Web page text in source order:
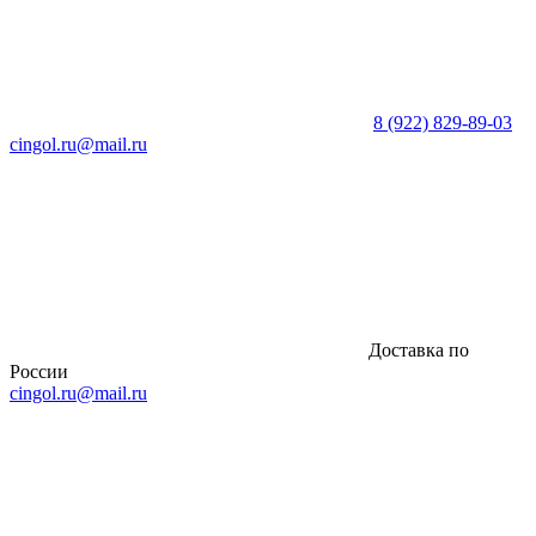
8 (922) 829-89-03
cingol.ru@mail.ru
Доставка по
России
cingol.ru@mail.ru